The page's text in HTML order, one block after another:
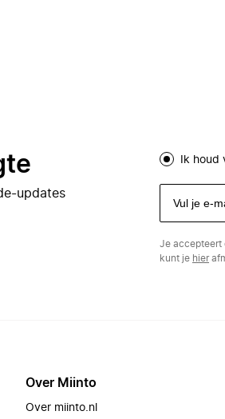
updates
Ik houd
Je accepteert
kunt je hier
Over Miinto
Over miinto.nl